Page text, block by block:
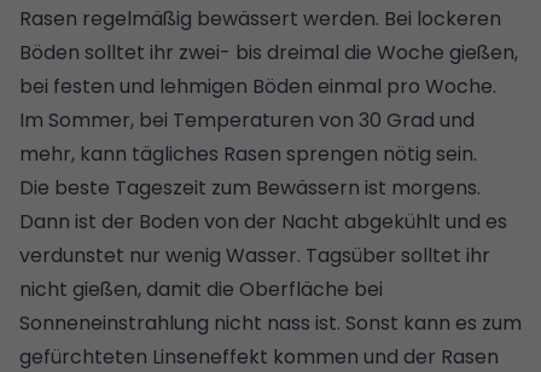
Rasen regelmäßig bewässert werden. Bei lockeren
Böden solltet ihr zwei- bis dreimal die Woche gießen,
bei festen und lehmigen Böden einmal pro Woche.
Im Sommer, bei Temperaturen von 30 Grad und
mehr, kann tägliches Rasen sprengen nötig sein.
Die beste Tageszeit zum Bewässern ist morgens.
Dann ist der Boden von der Nacht abgekühlt und es
verdunstet nur wenig Wasser. Tagsüber solltet ihr
nicht gießen, damit die Oberfläche bei
Sonneneinstrahlung nicht nass ist. Sonst kann es zum
gefürchteten Linseneffekt kommen und der Rasen